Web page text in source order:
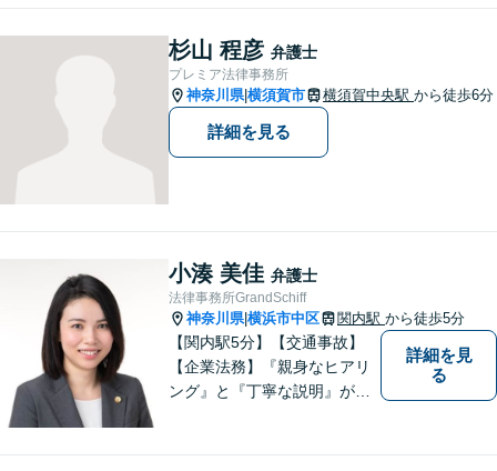
ルにて掲載情報のURL等をお
送りください。見込み、費用
等をご案内させていただきま
す。
杉山 程彦 弁護士
プレミア法律事務所
神奈川県|横須賀市 横須賀中央駅 から徒歩6分
詳細を見る
小湊 美佳 弁護士
法律事務所GrandSchiff
神奈川県|横浜市中区 関内駅 から徒歩5分
【関内駅5分】【交通事故】
【企業法務】『親身なヒアリ
ング』と『丁寧な説明』がモ
詳細を見
る